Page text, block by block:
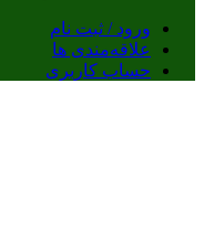
ورود / ثبت نام
علاقه‌مندی ها
حساب کاربری